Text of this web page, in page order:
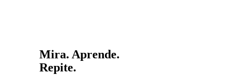
Mira. Aprende.
Repite.